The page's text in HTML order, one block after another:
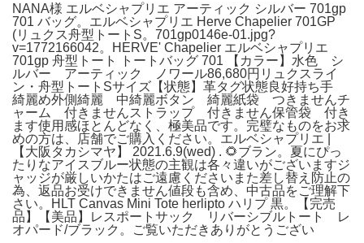
NANA様 エルベシャプリエ アーティック シルバー 701gp
701 バッグ。エルベシャプリエ Herve Chapelier 701GP
(リュクス舟型トートS。701gp0146e-01.jpg?
v=1772166042。HERVE' Chapelier エルベシャプリエ
701gp 舟型トート トートバッグ 701 【カラー】水色 シ
ルバー アーティック ノワール86,680円リュクスライ
ン・舟型トートSサイズ【状態】革タグ状態良好持ち手
綺麗め外側綺麗 中綺麗ボタン 綺麗紙袋 つきませんチ
ャーム 付きませんストラップ 付きません保管袋 付き
ます使用感ほとんどなく、極美品です。完璧なものをお求
めの方は、店舗でご購入ください。エルベシャプリエ |
【大阪タカシマヤ】 2021.6.9(wed) . 🌻ブラン。夏にぴっ
たりなアイスブルー状態の主観は各々違いがございますジ
ャッジが厳しいかたはご遠慮くださいまた差し替え防止の
為、返品お受けできません値段も含め、中古品をご理解下
さい。HLT Canvas Mini Tote herlipto ハリプ 黒。【完売
品】【美品】レスポートサック リバーシブルトート レ
オパード/ブラック。ご覧いただきありがとうござい